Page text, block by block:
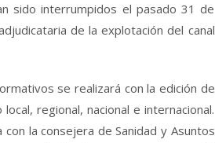
sido interrumpidos el pasado 31 de
de la explotación del canal
se realizará con la edición de
regional, nacional e internacional.
la consejera de Sanidad y Asuntos